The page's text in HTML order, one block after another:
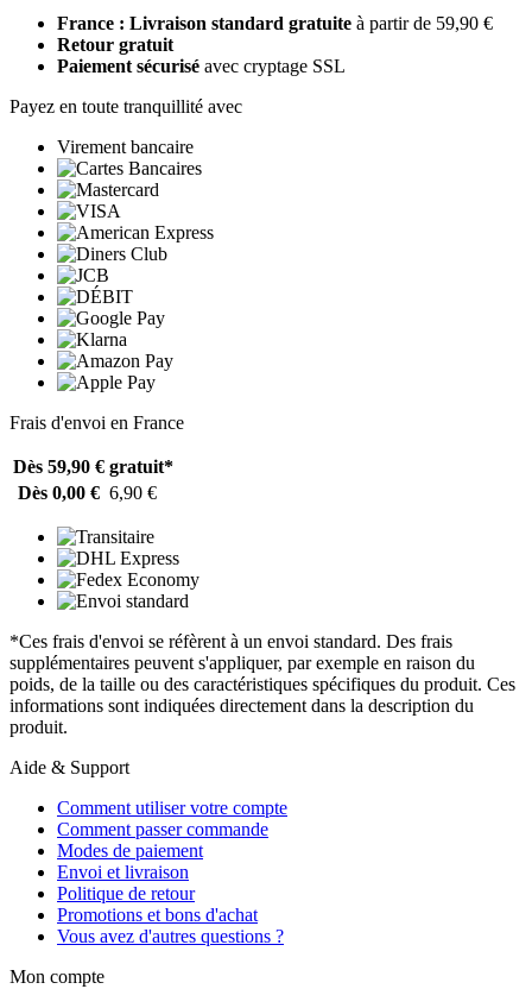
France : Livraison standard gratuite à partir de 59,90 €
Retour gratuit
Paiement sécurisé avec cryptage SSL
Payez en toute tranquillité avec
Virement bancaire
Frais d'envoi en France
Dès 59,90 € gratuit*
Dès 0,00 € 6,90 €
*Ces frais d'envoi se réfèrent à un envoi standard. Des frais
supplémentaires peuvent s'appliquer, par exemple en raison du
poids, de la taille ou des caractéristiques spécifiques du produit. Ces
informations sont indiquées directement dans la description du
produit.
Aide & Support
Comment utiliser votre compte
Comment passer commande
Modes de paiement
Envoi et livraison
Politique de retour
Promotions et bons d'achat
Vous avez d'autres questions ?
Mon compte